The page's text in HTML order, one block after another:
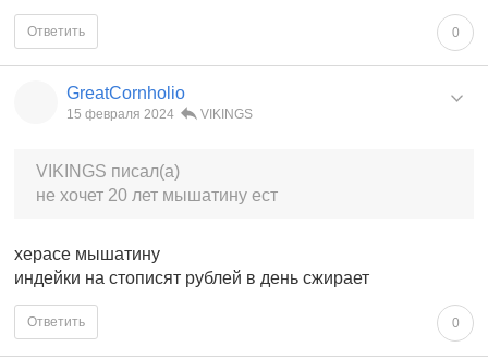
0
Ответить
GreatCornholio
15 февраля 2024 VIKINGS
VIKINGS писал(а)
не хочет 20 лет мышатину ест
херасе мышатину
индейки на стописят рублей в день сжирает
0
Ответить